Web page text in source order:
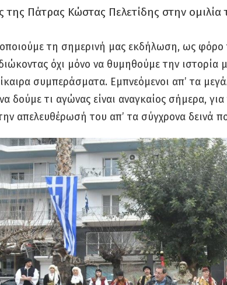
Πάτρας Κώστας Πελετίδης στην ομιλία
τη σημερινή μας εκδήλωση, ως
όχι μόνο να θυμηθούμε την ιστορία
συμπεράσματα. Εμπνεόμενοι απ’ τα
δούμε τι αγώνας είναι αναγκαίος σήμερα,
απελευθέρωσή του απ’ τα σύγχρονα δεινά